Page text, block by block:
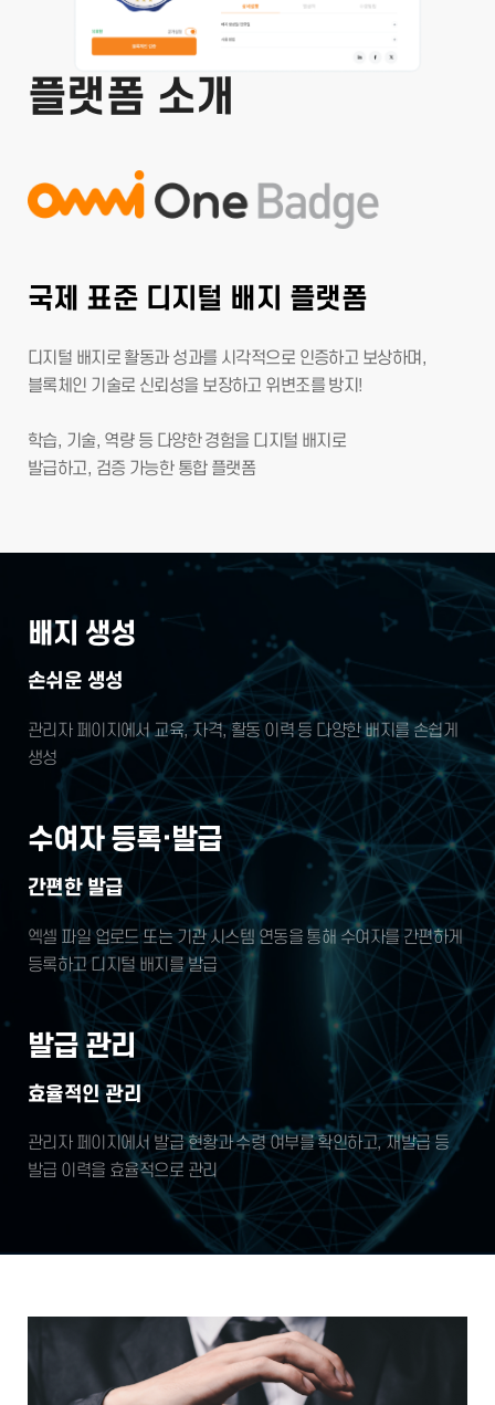
플랫폼 소개
국제 표준 디지털 배지 플랫폼
디지털 배지로 활동과 성과를 시각적으로 인증하고 보상하며,
블록체인 기술로 신뢰성을 보장하고 위변조를 방지!
학습, 기술, 역량 등 다양한 경험을 디지털 배지로
발급하고, 검증 가능한 통합 플랫폼
배지 생성
손쉬운 생성
관리자 페이지에서 교육, 자격, 활동 이력 등 다양한 배지를 손쉽게
생성
수여자 등록·발급
간편한 발급
엑셀 파일 업로드 또는 기관 시스템 연동을 통해 수여자를 간편하게
등록하고 디지털 배지를 발급
발급 관리
효율적인 관리
관리자 페이지에서 발급 현황과 수령 여부를 확인하고,재발급 등
발급 이력을 효율적으로 관리